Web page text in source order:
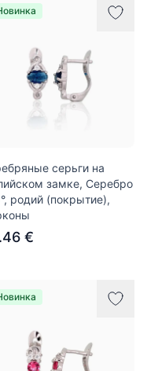
серьги на
замке, Серебро
родий (покрытие),
€